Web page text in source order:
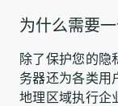
为什么需要
除了保护您的隐
务器还为各类用
地理区域执行企